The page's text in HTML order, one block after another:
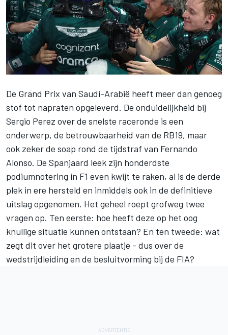
De Grand Prix van Saudi-Arabië heeft meer dan genoeg
stof tot napraten opgeleverd. De onduidelijkheid bij
Sergio Perez over de snelste raceronde is een
onderwerp, de betrouwbaarheid van de RB19, maar
ook zeker de soap rond de tijdstraf van Fernando
Alonso. De Spanjaard leek zijn honderdste
podiumnotering in F1 even kwijt te raken, al is de derde
plek in ere hersteld en inmiddels ook in de definitieve
uitslag opgenomen. Het geheel roept grofweg twee
vragen op. Ten eerste: hoe heeft deze op het oog
knullige situatie kunnen ontstaan? En ten tweede: wat
zegt dit over het grotere plaatje - dus over de
wedstrijdleiding en de besluitvorming bij de FIA?